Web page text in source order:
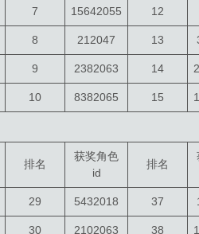
7 15642055 12
8 212047 13
9 2382063 14
10 8382065 15
排名
获奖角色
id
排名
29 5432018 37
30 2102063 38